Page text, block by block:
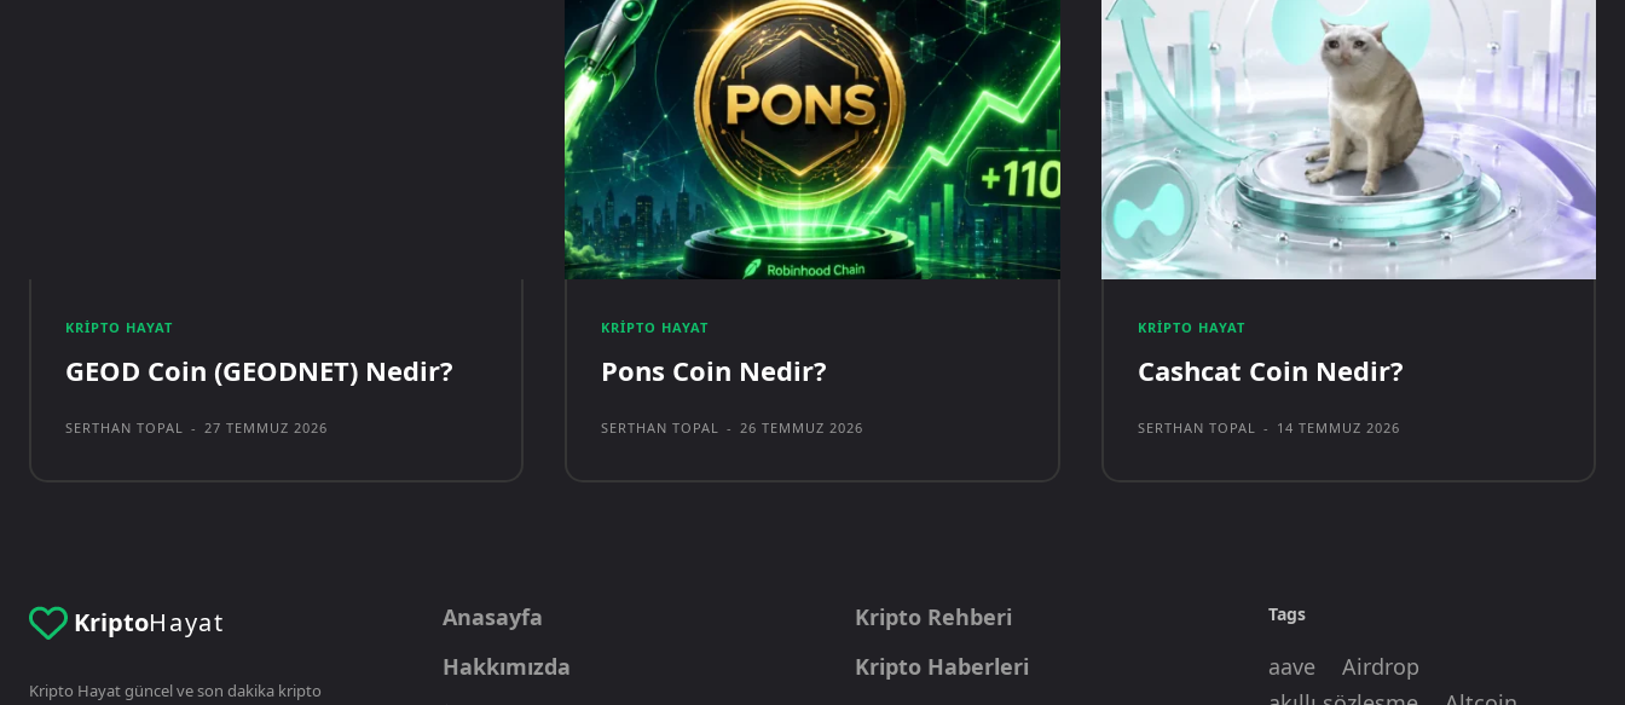
KRIPTO HAYAT
GEOD Coin (GEODNET) Nedir?
SERTHAN TOPAL - 27 TEMMUZ 2026
KRIPTO HAYAT
Pons Coin Nedir?
SERTHAN TOPAL - 26 TEMMUZ 2026
KRIPTO HAYAT
Cashcat Coin Nedir?
SERTHAN TOPAL - 14 TEMMUZ 2026
KriptoHayat
Kripto Hayat güncel ve son dakika kripto
Anasayfa
Hakkımızda
Kripto Rehberi
Kripto Haberleri
Tags
aave
Airdrop